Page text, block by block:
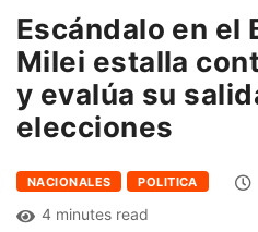
Escándalo en el
Milei estalla
y evalúa su
elecciones
NACIONALES POLITICA
4 minutes read